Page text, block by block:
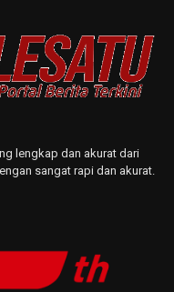
lengkap dan akurat dari
sangat rapi dan akurat.